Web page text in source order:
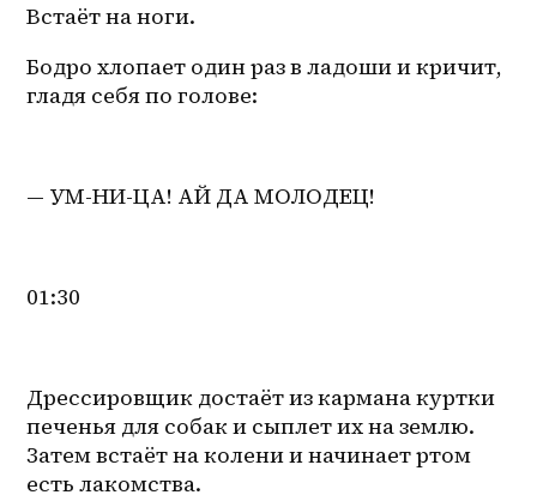
Встаёт на ноги.
Бодро хлопает один раз в ладоши и кричит,
гладя себя по голове:
— УМ-НИ-ЦА! АЙ ДА МОЛОДЕЦ!
01:30
Дрессировщик достаёт из кармана куртки
печенья для собак и сыплет их на землю.
Затем встаёт на колени и начинает ртом
есть лакомства.